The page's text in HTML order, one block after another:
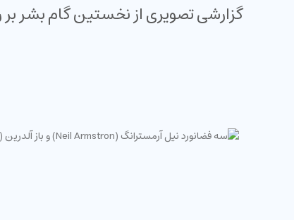
گزارشی تصویری از نخستین گام بشر بر